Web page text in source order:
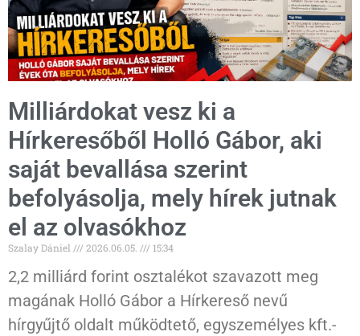
Milliárdokat vesz ki a
Hírkeresőből Holló Gábor, aki
saját bevallása szerint
befolyásolja, mely hírek jutnak
el az olvasókhoz
Szalay Dániel 2026.06.05. 15:34
2,2 milliárd forint osztalékot szavazott meg
magának Holló Gábor a Hírkereső nevű
hírgyűjtő oldalt működtető, egyszemélyes kft.-